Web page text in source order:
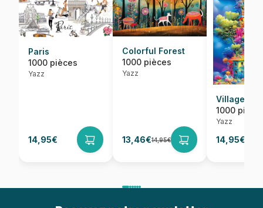
Paris
1000 pièces
Yazz
14,95€
Colorful Forest
1000 pièces
Yazz
13,46€14,95€
Village
1000
Yazz
14,95€